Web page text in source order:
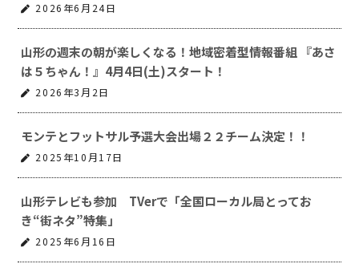
2026年6月24日
山形の週末の朝が楽しくなる！地域密着型情報番組 『あさ
は５ちゃん！』4月4日(土)スタート！
2026年3月2日
モンテとフットサル予選大会出場２２チーム決定！！
2025年10月17日
山形テレビも参加 TVerで「全国ローカル局とってお
き“街ネタ”特集」
2025年6月16日